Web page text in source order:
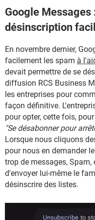
Google Messages
désinscription
En novembre dernier,
facilement les spam à
devait permettre de se
diffusion RCS Business
les entreprises pour
façon définitive.
pour opter, cette fois,
"Se désabonner pour
Lorsque nous cliquons
pour nous en demander
trop de messages, Spam,
d'envoyer lui-même le
désinscrire des listes.